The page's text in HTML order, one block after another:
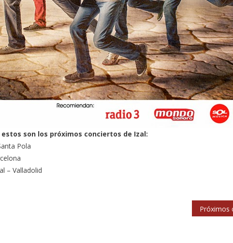
son los próximos conciertos de Izal:
Pola
– Valladolid